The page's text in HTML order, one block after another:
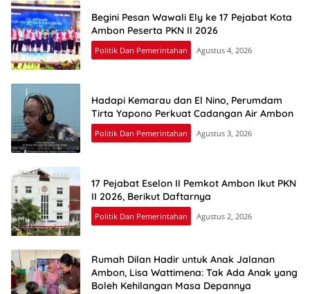
Begini Pesan Wawali Ely ke 17 Pejabat Kota
Ambon Peserta PKN II 2026
Politik Dan Pemerintahan Agustus 4, 2026
Hadapi Kemarau dan El Nino, Perumdam
Tirta Yapono Perkuat Cadangan Air Ambon
Politik Dan Pemerintahan Agustus 3, 2026
17 Pejabat Eselon II Pemkot Ambon Ikut PKN
II 2026, Berikut Daftarnya
Politik Dan Pemerintahan Agustus 2, 2026
Rumah Dilan Hadir untuk Anak Jalanan
Ambon, Lisa Wattimena: Tak Ada Anak yang
Boleh Kehilangan Masa Depannya